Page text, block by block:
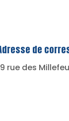
de
ruedes